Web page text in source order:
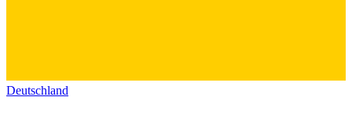
Deutschland